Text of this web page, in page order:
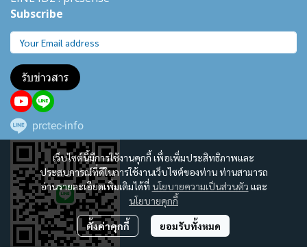
เว็บไซต์นี้มีการใช้งานคุกกี้ เพื่อเพิ่มประสิทธิภาพและ
ประสบการณ์ที่ดีในการใช้งานเว็บไซต์ของท่าน ท่านสามารถ
อ่านรายละเอียดเพิ่มเติมได้ที่ นโยบายความเป็นส่วนตัว และ
นโยบายคุกกี้
ตั้งค่าคุกกี้ ยอมรับทั้งหมด
Subscribe
รับข่าวสาร
prctec-info